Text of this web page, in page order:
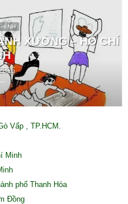
XƯỞNG – HỒ CHÍ
Vấp , TP.HCM.
Minh
phố Thanh Hóa
Đồng